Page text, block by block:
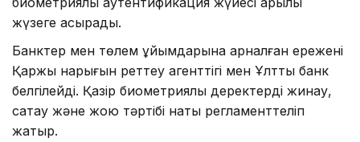
жүзеге асырады.
Банктер мен төлем ұйымдарына арналған ережені
Қаржы нарығын реттеу агенттігі мен Ұлттық банк
белгілейді. Қазір биометриялық деректерді жинау,
сақтау және жою тәртібі нақты регламенттеліп
жатыр.